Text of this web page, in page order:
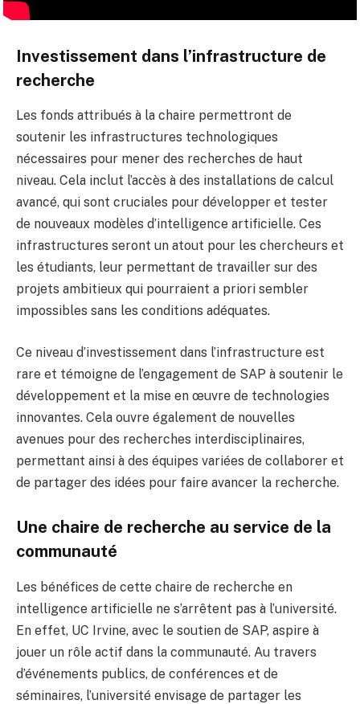
Investissement dans l’infrastructure de
recherche
Les fonds attribués à la chaire permettront de
soutenir les infrastructures technologiques
nécessaires pour mener des recherches de haut
niveau. Cela inclut l’accès à des installations de calcul
avancé, qui sont cruciales pour développer et tester
de nouveaux modèles d’intelligence artificielle. Ces
infrastructures seront un atout pour les chercheurs et
les étudiants, leur permettant de travailler sur des
projets ambitieux qui pourraient a priori sembler
impossibles sans les conditions adéquates.
Ce niveau d’investissement dans l’infrastructure est
rare et témoigne de l’engagement de SAP à soutenir le
développement et la mise en œuvre de technologies
innovantes. Cela ouvre également de nouvelles
avenues pour des recherches interdisciplinaires,
permettant ainsi à des équipes variées de collaborer et
de partager des idées pour faire avancer la recherche.
Une chaire de recherche au service de la
communauté
Les bénéfices de cette chaire de recherche en
intelligence artificielle ne s’arrêtent pas à l’université.
En effet, UC Irvine, avec le soutien de SAP, aspire à
jouer un rôle actif dans la communauté. Au travers
d’événements publics, de conférences et de
séminaires, l’université envisage de partager les